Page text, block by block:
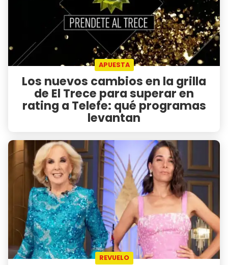
APUESTA
Los nuevos cambios en la grilla
de El Trece para superar en
rating a Telefe: qué programas
levantan
REVUELO